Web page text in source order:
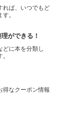
れば、いつでもど
。
ができる！
どに本を分類し
得なクーポン情報